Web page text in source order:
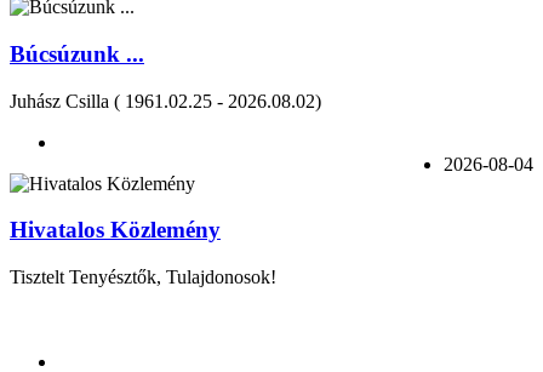
Búcsúzunk ...
Juhász Csilla ( 1961.02.25 - 2026.08.02)
2026-08-04
Hivatalos Közlemény
Tisztelt Tenyésztők, Tulajdonosok!